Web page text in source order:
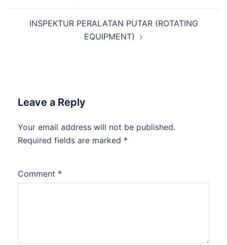
INSPEKTUR PERALATAN PUTAR (ROTATING
EQUIPMENT)
Leave a Reply
Your email address will not be published.
Required fields are marked *
Comment *